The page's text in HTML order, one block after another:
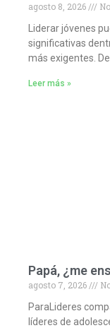
agosto 8, 2026
Liderar jóvenes
significativas
más exigentes.
Leer más »
Papá, ¿me
agosto 7, 2026
ParaLideres
líderes de